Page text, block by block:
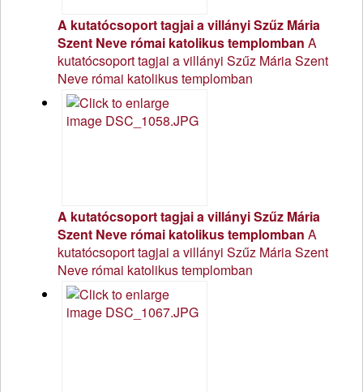
A kutatócsoport tagjai a villányi Szűz Mária
Szent Neve római katolikus templomban A
kutatócsoport tagjai a villányi Szűz Mária Szent
Neve római katolikus templomban
A kutatócsoport tagjai a villányi Szűz Mária
Szent Neve római katolikus templomban A
kutatócsoport tagjai a villányi Szűz Mária Szent
Neve római katolikus templomban